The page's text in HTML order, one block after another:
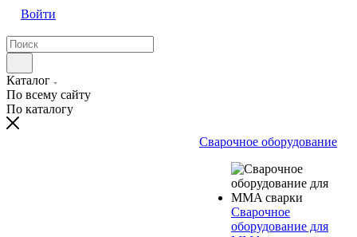
Войти
Каталог
По всему сайту
По каталогу
Сварочное оборудование
Сварочное
оборудование для